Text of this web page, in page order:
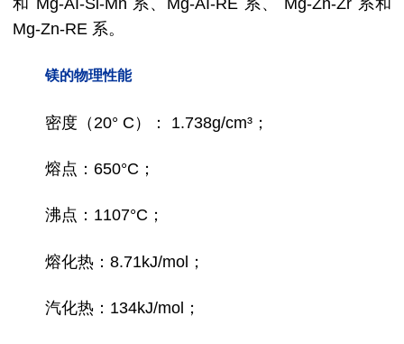
Mg-Zn-RE 系。
镁的物理性能
密度（20° C）： 1.738g/cm³；
熔点：650°C；
沸点：1107°C；
熔化热：8.71kJ/mol；
汽化热：134kJ/mol；